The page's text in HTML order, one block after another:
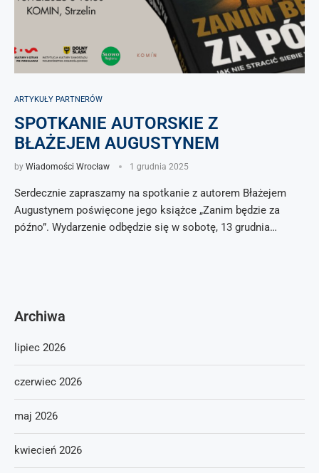
ARTYKUŁY PARTNERÓW
SPOTKANIE AUTORSKIE Z
BŁAŻEJEM AUGUSTYNEM
by Wiadomości Wrocław 1 grudnia 2025
Serdecznie zapraszamy na spotkanie z autorem Błażejem
Augustynem poświęcone jego książce „Zanim będzie za
późno”. Wydarzenie odbędzie się w sobotę, 13 grudnia…
Archiwa
lipiec 2026
czerwiec 2026
maj 2026
kwiecień 2026